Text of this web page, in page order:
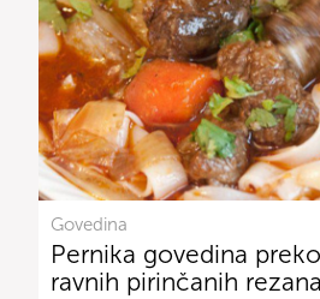
Govedina
Pernika govedina preko
ravnih pirinčanih